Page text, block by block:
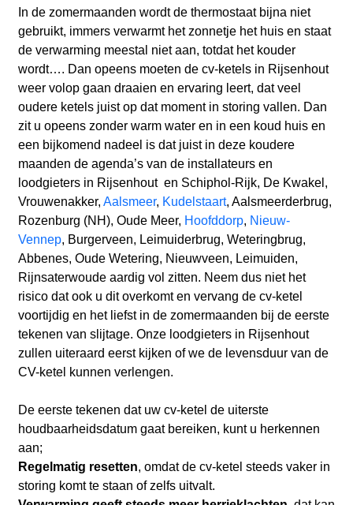
In de zomermaanden wordt de thermostaat bijna niet
gebruikt, immers verwarmt het zonnetje het huis en staat
de verwarming meestal niet aan, totdat het kouder
wordt…. Dan opeens moeten de cv-ketels in Rijsenhout
weer volop gaan draaien en ervaring leert, dat veel
oudere ketels juist op dat moment in storing vallen. Dan
zit u opeens zonder warm water en in een koud huis en
een bijkomend nadeel is dat juist in deze koudere
maanden de agenda’s van de installateurs en
loodgieters in Rijsenhout en Schiphol-Rijk, De Kwakel,
Vrouwenakker, Aalsmeer, Kudelstaart, Aalsmeerderbrug,
Rozenburg (NH), Oude Meer, Hoofddorp, Nieuw-
Vennep, Burgerveen, Leimuiderbrug, Weteringbrug,
Abbenes, Oude Wetering, Nieuwveen, Leimuiden,
Rijnsaterwoude aardig vol zitten. Neem dus niet het
risico dat ook u dit overkomt en vervang de cv-ketel
voortijdig en het liefst in de zomermaanden bij de eerste
tekenen van slijtage. Onze loodgieters in Rijsenhout
zullen uiteraard eerst kijken of we de levensduur van de
CV-ketel kunnen verlengen.
De eerste tekenen dat uw cv-ketel de uiterste
houdbaarheidsdatum gaat bereiken, kunt u herkennen
aan;
Regelmatig resetten, omdat de cv-ketel steeds vaker in
storing komt te staan of zelfs uitvalt.